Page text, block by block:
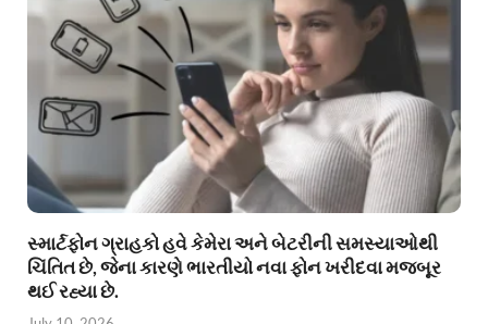
સ્માર્ટફોન ગ્રાહકો હવે કેમેરા અને બેટરીની સમસ્યાઓથી
ચિંતિત છે, જેના કારણે ભારતીયો નવા ફોન ખરીદવા મજબૂર
થઈ રહ્યા છે.